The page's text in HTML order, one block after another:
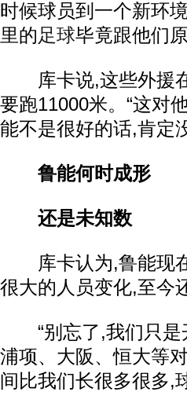
时候球员到一个新环
里的足球毕竟跟他们
库卡说,这些外援
要跑11000米。“这对
能不是很好的话,肯定
鲁能何时成形
还是未知数
库卡认为,鲁能现在
很大的人员变化,至今
“别忘了,我们只是
浦项、大阪、恒大等
间比我们长很多很多,